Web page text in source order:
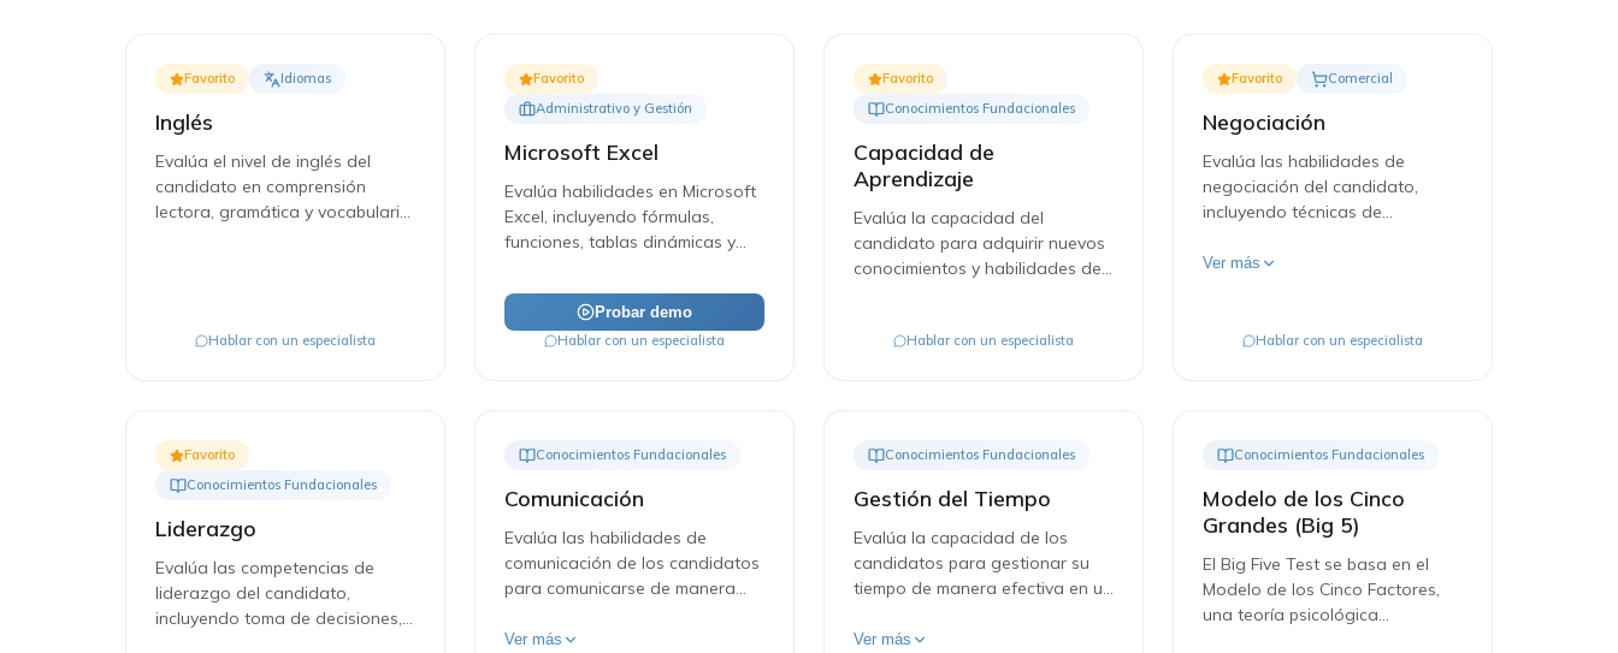
Favorito Idiomas
Inglés
Evalúa el nivel de inglés del
candidato en comprensión
lectora, gramática y vocabulario
Hablar con un especialista
Favorito
Administrativo y Gestión
Microsoft Excel
Evalúa habilidades en Microsoft
Excel, incluyendo fórmulas,
funciones, tablas dinámicas y
Probar demo
Hablar con un especialista
Favorito
Conocimientos Fundacionales
Capacidad de
Aprendizaje
Evalúa la capacidad del
candidato para adquirir nuevos
conocimientos y habilidades de
Hablar con un especialista
Favorito Comercial
Negociación
Evalúa las habilidades de
negociación del candidato,
incluyendo técnicas de
objeciones y cierre de acuerdos.
Ver más
Hablar con un especialista
Favorito
Conocimientos Fundacionales
Liderazgo
Evalúa las competencias de
liderazgo del candidato,
incluyendo toma de decisiones,
Conocimientos Fundacionales
Comunicación
Evalúa las habilidades de
comunicación de los candidatos
para comunicarse de manera
etiqueta profesional.
Ver más
Conocimientos Fundacionales
Gestión del Tiempo
Evalúa la capacidad de los
candidatos para gestionar su
tiempo de manera efectiva en un
escenarios típicos.
Ver más
Conocimientos Fundacionales
Modelo de los Cinco
Grandes (Big 5)
El Big Five Test se basa en el
Modelo de los Cinco Factores,
una teoría psicológica